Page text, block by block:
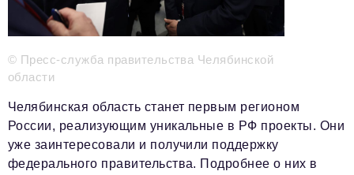
Информационный отдел
info@business-magazine.online
Отдел рекламы
reklama@business-magazine.online
podpiska@business-magazine.online
Отдел по работе с партнерами
partner@business-magazine.online
© Пресс-служба правительства Челябинской
области
Челябинская область станет первым регионом
России, реализующим уникальные в РФ проекты. Они
уже заинтересовали и получили поддержку
федерального правительства. Подробнее о них в